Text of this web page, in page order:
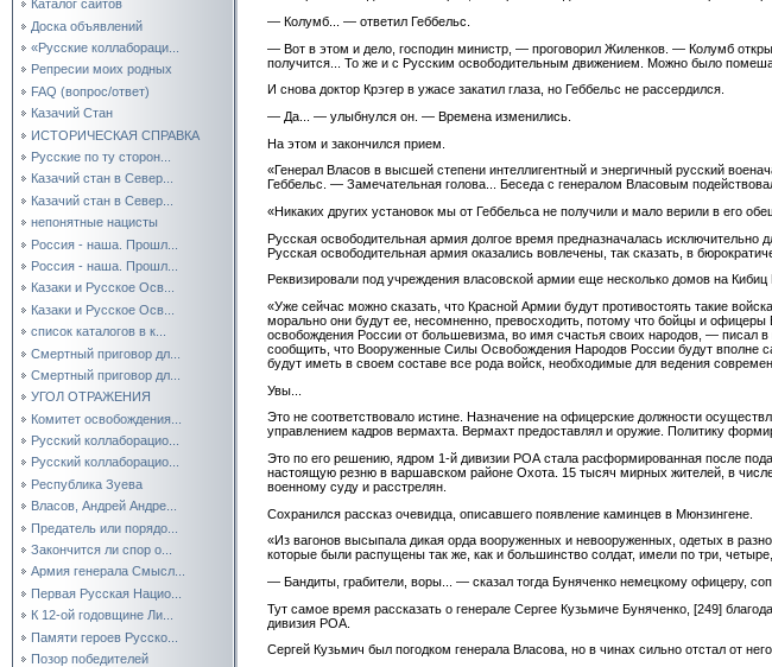
Каталог сайтов
Доска объявлений
«Русские коллабораци...
Репресии моих родных
FAQ (вопрос/ответ)
Казачий Стан
ИСТОРИЧЕСКАЯ СПРАВКА
Русские по ту сторон...
Казачий стан в Север...
Казачий стан в Север...
непонятные нацисты
Россия - наша. Прошл...
Россия - наша. Прошл...
Казаки и Русское Осв...
Казаки и Русское Осв...
список каталогов в к...
Смертный приговор дл...
Смертный приговор дл...
УГОЛ ОТРАЖЕНИЯ
Комитет освобождения...
Русский коллаборацио...
Русский коллаборацио...
Республика Зуева
Власов, Андрей Андре...
Предатель или порядо...
Закончится ли спор о...
Армия генерала Смысл...
Первая Русская Нацио...
К 12-ой годовщине Ли...
Памяти героев Русско...
Позор победителей
— Колумб... — ответил Геббельс.
— Вот в этом и дело, господин министр, — проговорил Жиленков. — Колумб
получится... То же и с Русским освободительным движением. Можно было
И снова доктор Крэгер в ужасе закатил глаза, но Геббельс не рассердился.
— Да... — улыбнулся он. — Времена изменились.
На этом и закончился прием.
«Генерал Власов в высшей степени интеллигентный и энергичный русский
Геббельс. — Замечательная голова... Беседа с генералом Власовым
«Никаких других установок мы от Геббельса не получили и мало верили в его
Русская освободительная армия долгое время предназначалась исключительно
Русская освободительная армия оказались вовлечены, так сказать, в
Реквизировали под учреждения власовской армии еще несколько домов на Кибиц
«Уже сейчас можно сказать, что Красной Армии будут противостоять такие
морально они будут ее, несомненно, превосходить, потому что бойцы и
освобождения России от большевизма, во имя счастья своих народов, — писал
сообщить, что Вооруженные Силы Освобождения Народов России будут вполне
будут иметь в своем составе все рода войск, необходимые для ведения
Увы...
Это не соответствовало истине. Назначение на офицерские должности
управлением кадров вермахта. Вермахт предоставлял и оружие. Политику
Это по его решению, ядром 1-й дивизии РОА стала расформированная после
настоящую резню в варшавском районе Охота. 15 тысяч мирных жителей, в
военному суду и расстрелян.
Сохранился рассказ очевидца, описавшего появление каминцев в Мюнзингене.
«Из вагонов высыпала дикая орда вооруженных и невооруженных, одетых в
которые были распущены так же, как и большинство солдат, имели по три, четыре,
— Бандиты, грабители, воры... — сказал тогда Буняченко немецкому офицеру,
Тут самое время рассказать о генерале Сергее Кузьмиче Буняченко, [249]
дивизия РОА.
Сергей Кузьмич был погодком генерала Власова, но в чинах сильно отстал от